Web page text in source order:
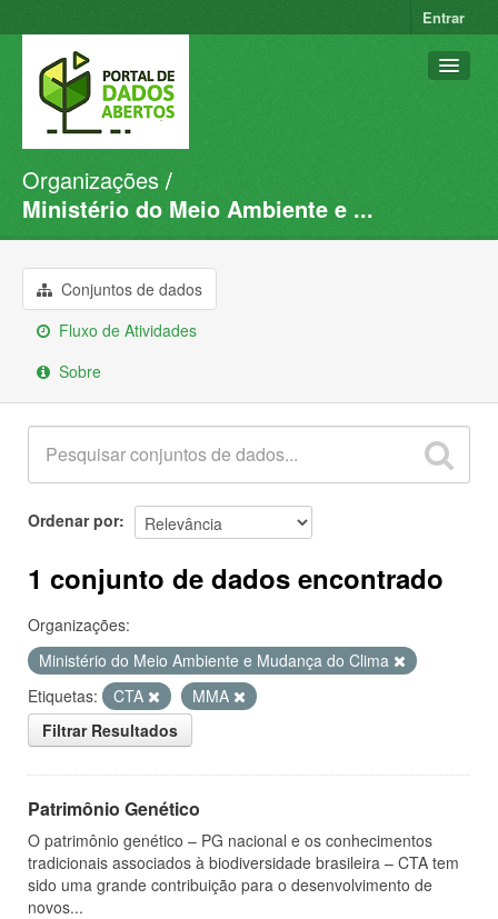
Entrar
Conjuntos de dados
Organizações
Sobre
Organizações
Ministério do Meio Ambiente e ...
Conjuntos de dados
Fluxo de Atividades
Sobre
Ordenar por
1 conjunto de dados encontrado
Organizações:
Ministério do Meio Ambiente e Mudança do Clima
Etiquetas:
CTA
MMA
Filtrar Resultados
Patrimônio Genético
O patrimônio genético – PG nacional e os conhecimentos
tradicionais associados à biodiversidade brasileira – CTA tem
sido uma grande contribuição para o desenvolvimento de
novos...